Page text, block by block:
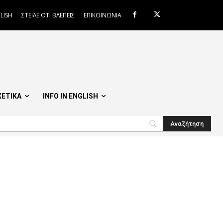
ΣΤΕΙΛΕ ΟΤΙ ΒΛΕΠΕΙΣ ΕΠΙΚΟΙΝΩΝΙΑ
INFO IN ENGLISH